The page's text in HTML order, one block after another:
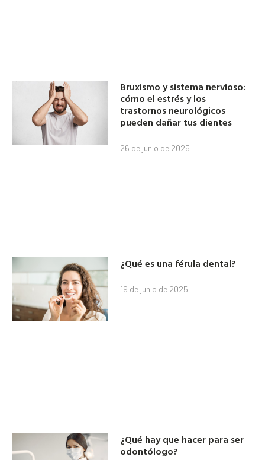
Bruxismo y sistema nervioso:
cómo el estrés y los
trastornos neurológicos
pueden dañar tus dientes
26 de junio de 2025
¿Qué es una férula dental?
19 de junio de 2025
¿Qué hay que hacer para ser
odontólogo?